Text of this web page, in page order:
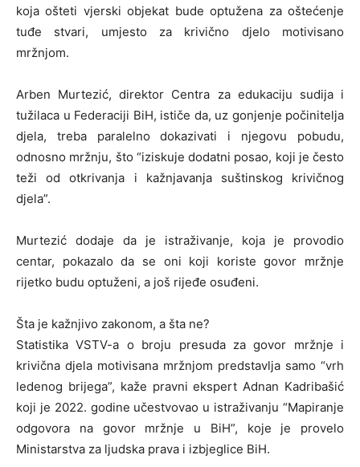
koja ošteti vjerski objekat bude optužena za oštećenje
tuđe stvari, umjesto za krivično djelo motivisano
mržnjom.
Arben Murtezić, direktor Centra za edukaciju sudija i
tužilaca u Federaciji BiH, ističe da, uz gonjenje počinitelja
djela, treba paralelno dokazivati i njegovu pobudu,
odnosno mržnju, što “iziskuje dodatni posao, koji je često
teži od otkrivanja i kažnjavanja suštinskog krivičnog
djela”.
Murtezić dodaje da je istraživanje, koja je provodio
centar, pokazalo da se oni koji koriste govor mržnje
rijetko budu optuženi, a još rijeđe osuđeni.
Šta je kažnjivo zakonom, a šta ne?
Statistika VSTV-a o broju presuda za govor mržnje i
krivična djela motivisana mržnjom predstavlja samo “vrh
ledenog brijega”, kaže pravni ekspert Adnan Kadribašić
koji je 2022. godine učestvovao u istraživanju “Mapiranje
odgovora na govor mržnje u BiH”, koje je provelo
Ministarstva za ljudska prava i izbjeglice BiH. ​